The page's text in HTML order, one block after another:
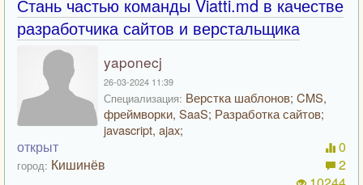
Стань частью команды Viatti.md в качестве
разработчика сайтов и верстальщика
yaponecj
26-03-2024 11:39
Специализация: Верстка шаблонов; CMS,
фреймворки, SaaS; Разработка сайтов;
javascript, ajax;
открыт
город: Кишинёв
0
2